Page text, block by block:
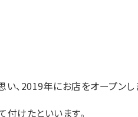
、2019年にお店をオープンし
けたといいます。